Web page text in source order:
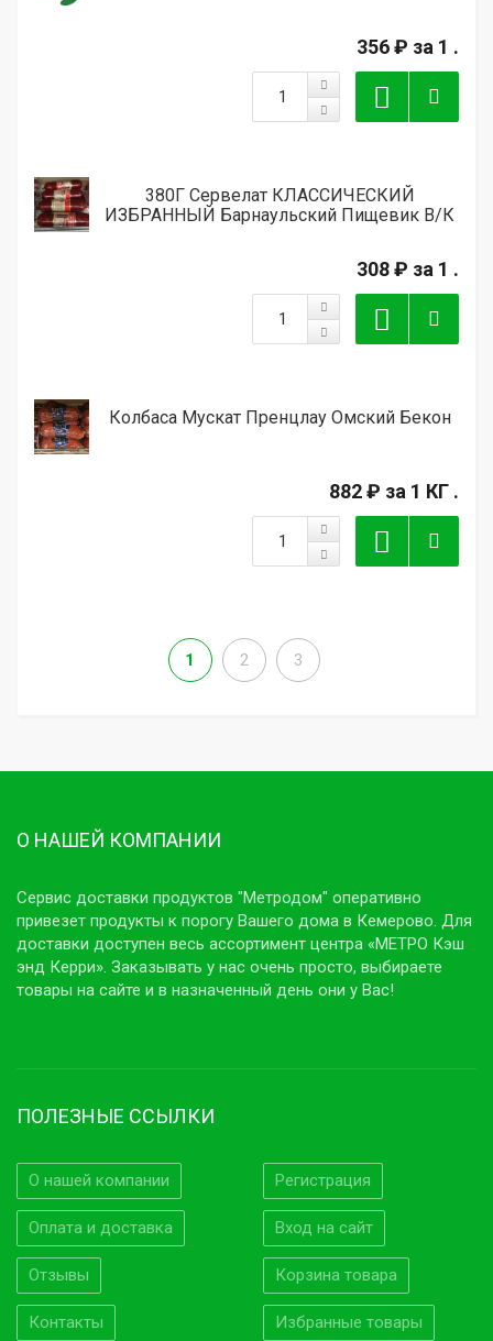
356 ₽ за 1 .
380Г Сервелат КЛАССИЧЕСКИЙ
ИЗБРАННЫЙ Барнаульский Пищевик В/К
308 ₽ за 1 .
Колбаса Мускат Пренцлау Омский Бекон
882 ₽ за 1 КГ .
1 2 3
О НАШЕЙ КОМПАНИИ
Сервис доставки продуктов "Метродом" оперативно
привезет продукты к порогу Вашего дома в Кемерово. Для
доставки доступен весь ассортимент центра «МЕТРО Кэш
энд Керри». Заказывать у нас очень просто, выбираете
товары на сайте и в назначенный день они у Вас!
ПОЛЕЗНЫЕ ССЫЛКИ
О нашей компании
Оплата и доставка
Отзывы
Контакты
Регистрация
Вход на сайт
Корзина товара
Избранные товары